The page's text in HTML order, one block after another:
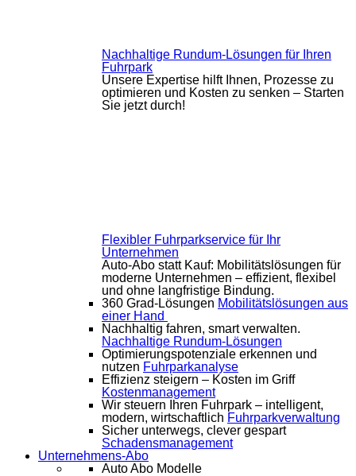
Nachhaltige Rundum-Lösungen für Ihren
Fuhrpark
Unsere Expertise hilft Ihnen, Prozesse zu
optimieren und Kosten zu senken – Starten
Sie jetzt durch!
Flexibler Fuhrparkservice für Ihr
Unternehmen
Auto-Abo statt Kauf: Mobilitätslösungen für
moderne Unternehmen – effizient, flexibel
und ohne langfristige Bindung.
360 Grad-Lösungen Mobilitätslösungen aus
einer Hand
Nachhaltig fahren, smart verwalten.
Nachhaltige Rundum-Lösungen
Optimierungspotenziale erkennen und
nutzen Fuhrparkanalyse
Effizienz steigern – Kosten im Griff
Kostenmanagement
Wir steuern Ihren Fuhrpark – intelligent,
modern, wirtschaftlich Fuhrparkverwaltung
Sicher unterwegs, clever gespart
Schadensmanagement
Unternehmens-Abo
Auto Abo Modelle